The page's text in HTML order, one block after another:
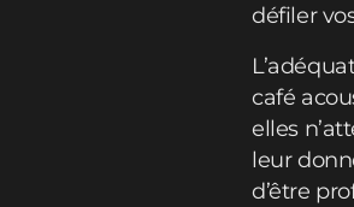
défiler
café
elles
leur
d’être